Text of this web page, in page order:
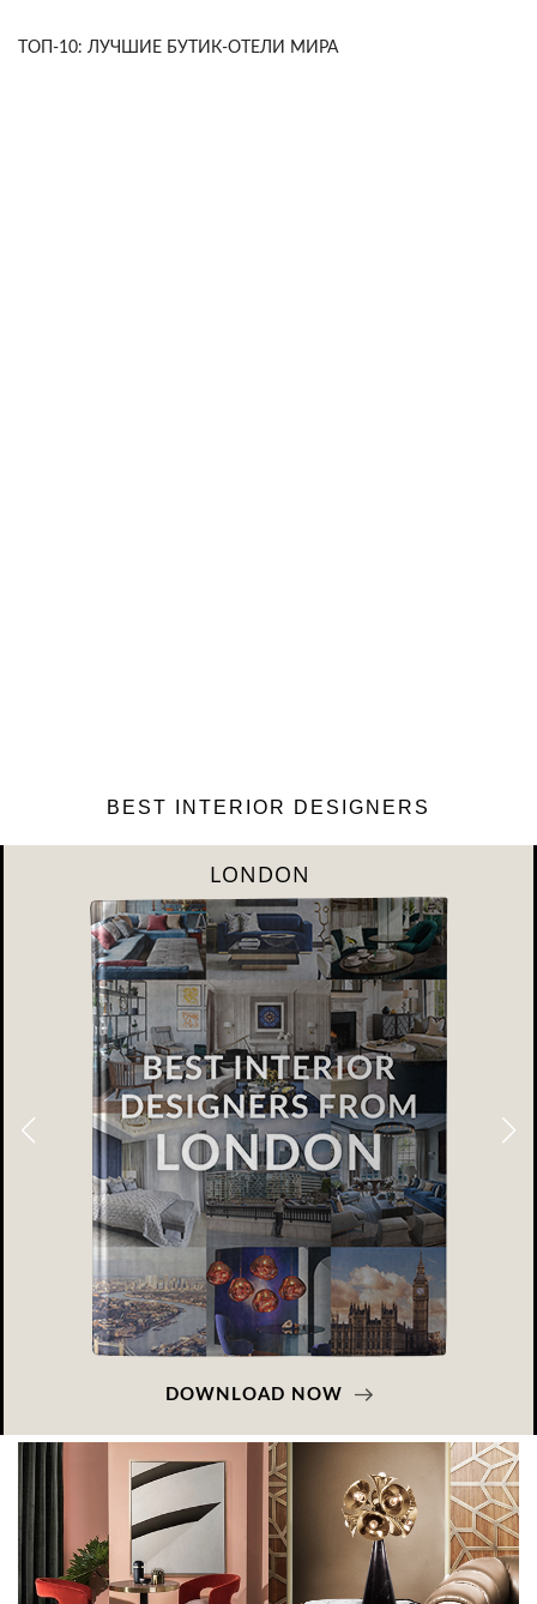
ТОП-10: ЛУЧШИЕ БУТИК-ОТЕЛИ МИРА
BEST INTERIOR DESIGNERS
PARIS
DOWNLOAD NOW